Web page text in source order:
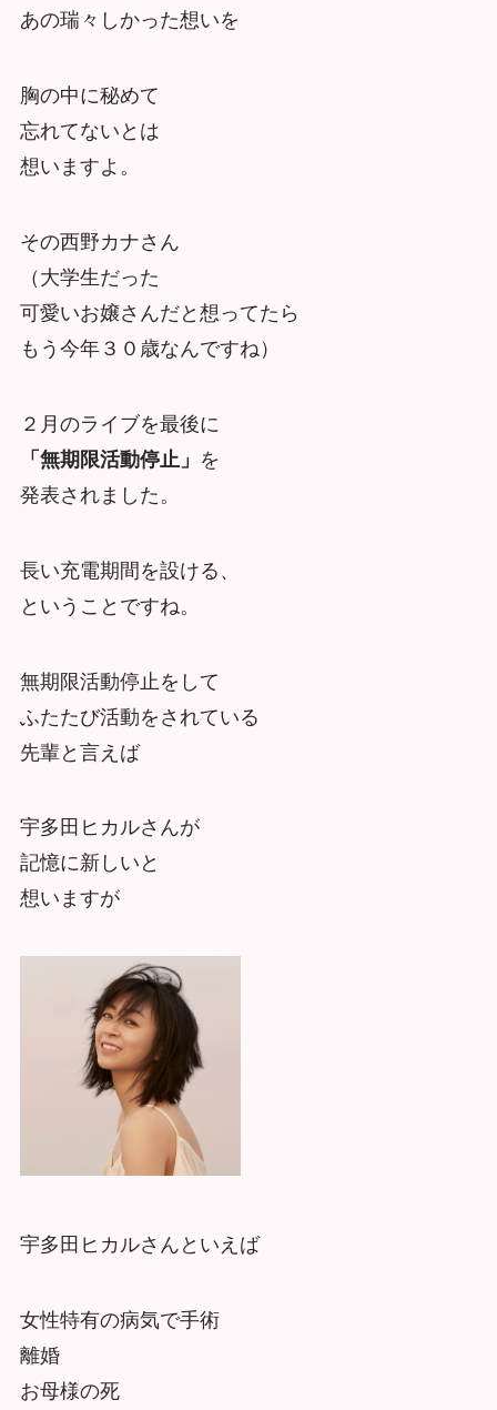
あの瑞々しかった想いを
胸の中に秘めて
忘れてないとは
想いますよ。
その西野カナさん
（大学生だった
可愛いお嬢さんだと想ってたら
もう今年３０歳なんですね）
２月のライブを最後に
「無期限活動停止」 を
発表されました。
長い充電期間を設ける、
ということですね。
無期限活動停止をして
ふたたび活動をされている
先輩と言えば
宇多田ヒカルさんが
記憶に新しいと
想いますが
宇多田ヒカルさんといえば
女性特有の病気で手術
離婚
お母様の死